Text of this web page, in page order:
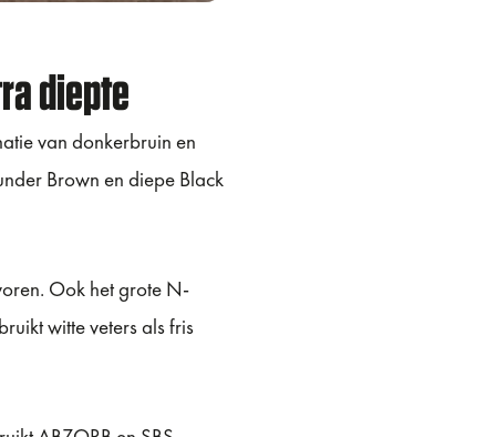
diepte
van donkerbruin en
Brown en diepe Black
Ook het grote N-
witte veters als fris